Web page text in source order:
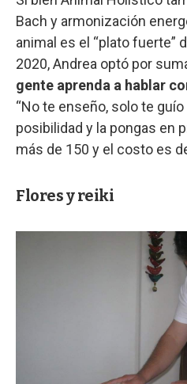
Bach y armonización
animal es el “plato fuerte”
2020, Andrea optó por
gente aprenda a hablar
“No te enseño, solo te
posibilidad y la pongas en
más de 150 y el costo es
Flores y reiki